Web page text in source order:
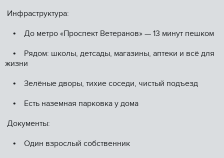
Инфраструктура:
• До метро «Проспект Ветеранов» — 13 минут пешком
• Рядом: школы, детсады, магазины, аптеки и всё для
жизни
• Зелёные дворы, тихие соседи, чистый подъезд
• Есть наземная парковка у дома
Документы:
• Один взрослый собственник